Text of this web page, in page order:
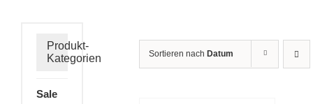
Sortieren nach Datum
Produkt-
Kategorien
Sale